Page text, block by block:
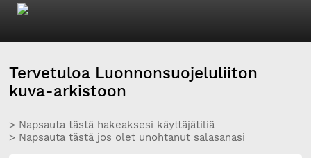
Tervetuloa Luonnonsuojeluliiton
kuva-arkistoon
> Napsauta tästä hakeaksesi käyttäjätiliä
> Napsauta tästä jos olet unohtanut salasanasi